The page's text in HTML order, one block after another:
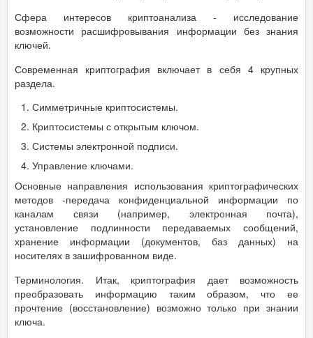
Сфера интересов криптоанализа - исследование
возможности расшифровывания информации без знания
ключей.
Современная криптография включает в себя 4 крупных
раздела.
Симметричные криптосистемы.
Криптосистемы с открытым ключом.
Системы электронной подписи.
Управление ключами.
Основные направления использования криптографических
методов -передача конфиденциальной информации по
каналам связи (например, электронная почта),
установление подлинности передаваемых сообщений,
хранение информации (документов, баз данных) на
носителях в зашифрованном виде.
Терминология. Итак, криптография дает возможность
преобразовать информацию таким образом, что ее
прочтение (восстановление) возможно только при знании
ключа.